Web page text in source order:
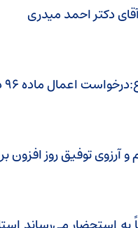
دکتر احمد میدری
ماده ۹۶ در افزایش حقوق بازنشستگان تامین اجتماعی
و آرزوی توفیق روز